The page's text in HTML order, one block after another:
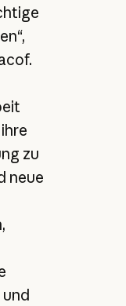
zu
neue